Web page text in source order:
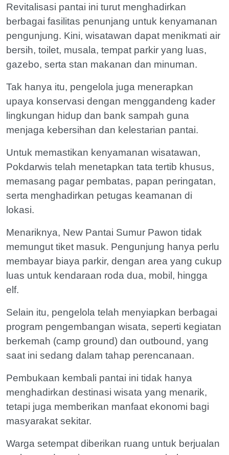
Revitalisasi pantai ini turut menghadirkan
berbagai fasilitas penunjang untuk kenyamanan
pengunjung. Kini, wisatawan dapat menikmati air
bersih, toilet, musala, tempat parkir yang luas,
gazebo, serta stan makanan dan minuman.
Tak hanya itu, pengelola juga menerapkan
upaya konservasi dengan menggandeng kader
lingkungan hidup dan bank sampah guna
menjaga kebersihan dan kelestarian pantai.
Untuk memastikan kenyamanan wisatawan,
Pokdarwis telah menetapkan tata tertib khusus,
memasang pagar pembatas, papan peringatan,
serta menghadirkan petugas keamanan di
lokasi.
Menariknya, New Pantai Sumur Pawon tidak
memungut tiket masuk. Pengunjung hanya perlu
membayar biaya parkir, dengan area yang cukup
luas untuk kendaraan roda dua, mobil, hingga
elf.
Selain itu, pengelola telah menyiapkan berbagai
program pengembangan wisata, seperti kegiatan
berkemah (camp ground) dan outbound, yang
saat ini sedang dalam tahap perencanaan.
Pembukaan kembali pantai ini tidak hanya
menghadirkan destinasi wisata yang menarik,
tetapi juga memberikan manfaat ekonomi bagi
masyarakat sekitar.
Warga setempat diberikan ruang untuk berjualan